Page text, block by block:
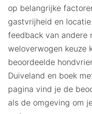
op belangrijke
gastvrijheid en
feedback van andere
weloverwogen keuze
beoordeelde
Duiveland en boek
pagina vind je de
als de omgeving om